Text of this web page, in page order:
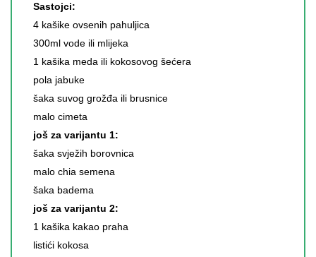
Sastojci:
4 kašike ovsenih pahuljica
300ml vode ili mlijeka
1 kašika meda ili kokosovog šećera
pola jabuke
šaka suvog grožđa ili brusnice
malo cimeta
još za varijantu 1:
šaka svježih borovnica
malo chia semena
šaka badema
još za varijantu 2:
1 kašika kakao praha
listići kokosa